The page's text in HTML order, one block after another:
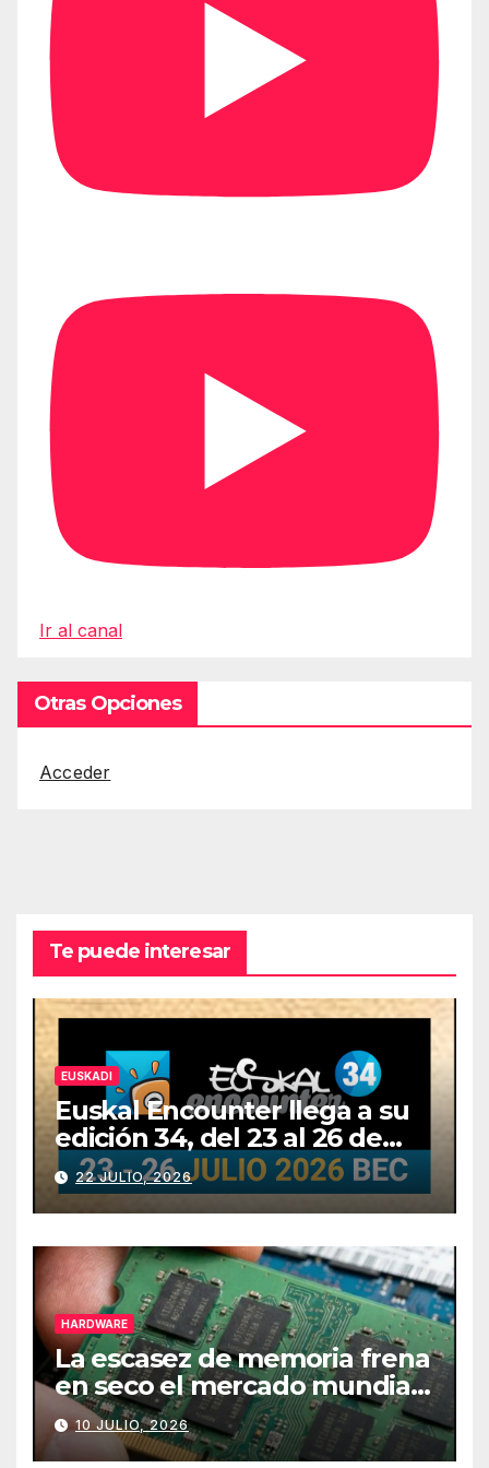
Ir al canal
Otras Opciones
Acceder
Te puede interesar
EUSKADI
Euskal Encounter llega a su
edición 34, del 23 al 26 de
julio
22 JULIO, 2026
HARDWARE
La escasez de memoria frena
en seco el mercado mundial
de PCs
10 JULIO, 2026